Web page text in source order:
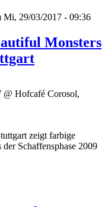
Mi, 29/03/2017 - 09:36
Monsters
@ Hofcafé Corosol,
zeigt farbige
Schaffensphase 2009